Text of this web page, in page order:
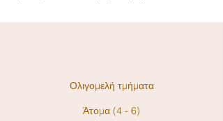
Ολιγομελή τμήματα
Άτομα (4 - 6)